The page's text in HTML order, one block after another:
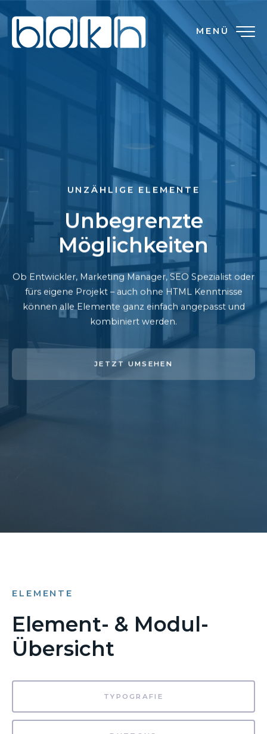
MENÜ
UNZÄHLIGE ELEMENTE
Unbegrenzte
Möglichkeiten
Ob Entwickler, Marketing Manager, SEO Spezialist oder
fürs eigene Projekt – auch ohne HTML Kenntnisse
können alle Elemente ganz einfach angepasst und
kombiniert werden.
JETZT UMSEHEN
ELEMENTE
Element- & Modul-
Übersicht
TYPOGRAFIE